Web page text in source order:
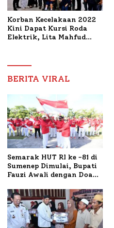
Korban Kecelakaan 2022
Kini Dapat Kursi Roda
Elektrik, Lita Mahfud
Nabil
BERITA VIRAL
Semarak HUT RI ke -81 di
Sumenep Dimulai, Bupati
Fauzi Awali dengan Doa
Terbakar